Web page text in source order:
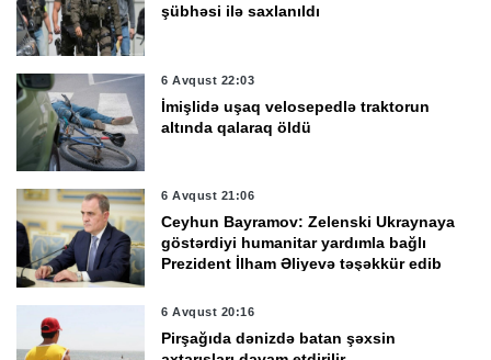
şübhəsi ilə saxlanıldı
6 Avqust 22:03
İmişlidə uşaq velosepedlə traktorun
altında qalaraq öldü
6 Avqust 21:06
Ceyhun Bayramov: Zelenski Ukraynaya
göstərdiyi humanitar yardımla bağlı
Prezident İlham Əliyevə təşəkkür edib
6 Avqust 20:16
Pirşağıda dənizdə batan şəxsin